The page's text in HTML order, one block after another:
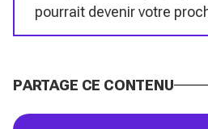
pourrait devenir votre
PARTAGE CE CONTENU